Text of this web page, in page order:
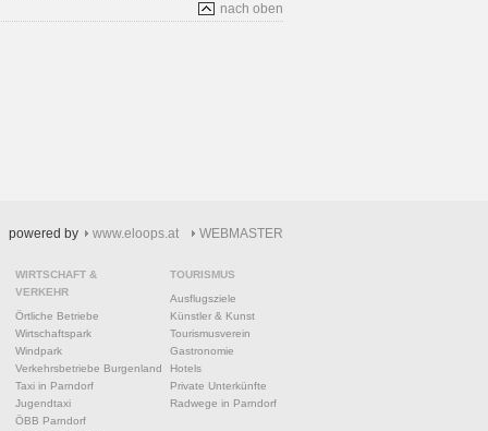
nach oben
powered by www.eloops.at WEBMASTER
WIRTSCHAFT &
VERKEHR
Örtliche Betriebe
Wirtschaftspark
Windpark
Verkehrsbetriebe Burgenland
Taxi in Parndorf
Jugendtaxi
ÖBB Parndorf
TOURISMUS
Ausflugsziele
Künstler & Kunst
Tourismusverein
Gastronomie
Hotels
Private Unterkünfte
Radwege in Parndorf